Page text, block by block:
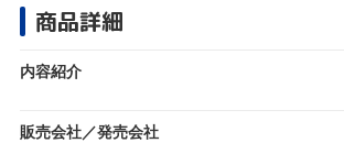
商品詳細
内容紹介
販売会社／発売会社